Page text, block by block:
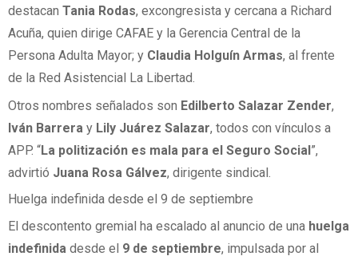
destacan Tania Rodas, excongresista y cercana a Richard
Acuña, quien dirige CAFAE y la Gerencia Central de la
Persona Adulta Mayor; y Claudia Holguín Armas, al frente
de la Red Asistencial La Libertad.
Otros nombres señalados son Edilberto Salazar Zender,
Iván Barrera y Lily Juárez Salazar, todos con vínculos a
APP. “La politización es mala para el Seguro Social ”,
advirtió Juana Rosa Gálvez, dirigente sindical.
Huelga indefinida desde el 9 de septiembre
El descontento gremial ha escalado al anuncio de una huelga
indefinida desde el 9 de septiembre, impulsada por al